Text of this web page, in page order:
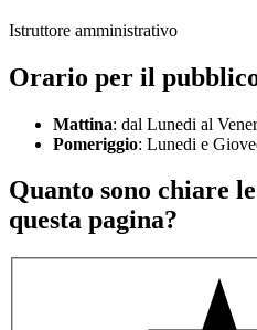
Istruttore amministrativo
Orario per il
Mattina: dal Lunedi al
Pomeriggio: Lunedi e
Quanto sono chiare
questa pagina?